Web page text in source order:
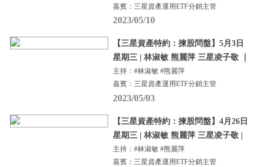
嘉賓：三星資產運用ETF分銷主管
2023/05/10
【三星資產特約：揀股問盤】5月3日
星期三 | 林淑敏 熊麗萍 三星凌子敬 ｜
主持：#林淑敏 #熊麗萍
嘉賓：三星資產運用ETF分銷主管
2023/05/03
【三星資產特約：揀股問盤】4月26日
星期三 | 林淑敏 熊麗萍 三星凌子敬 |
主持：#林淑敏 #熊麗萍
嘉賓：三星資產運用ETF分銷主管